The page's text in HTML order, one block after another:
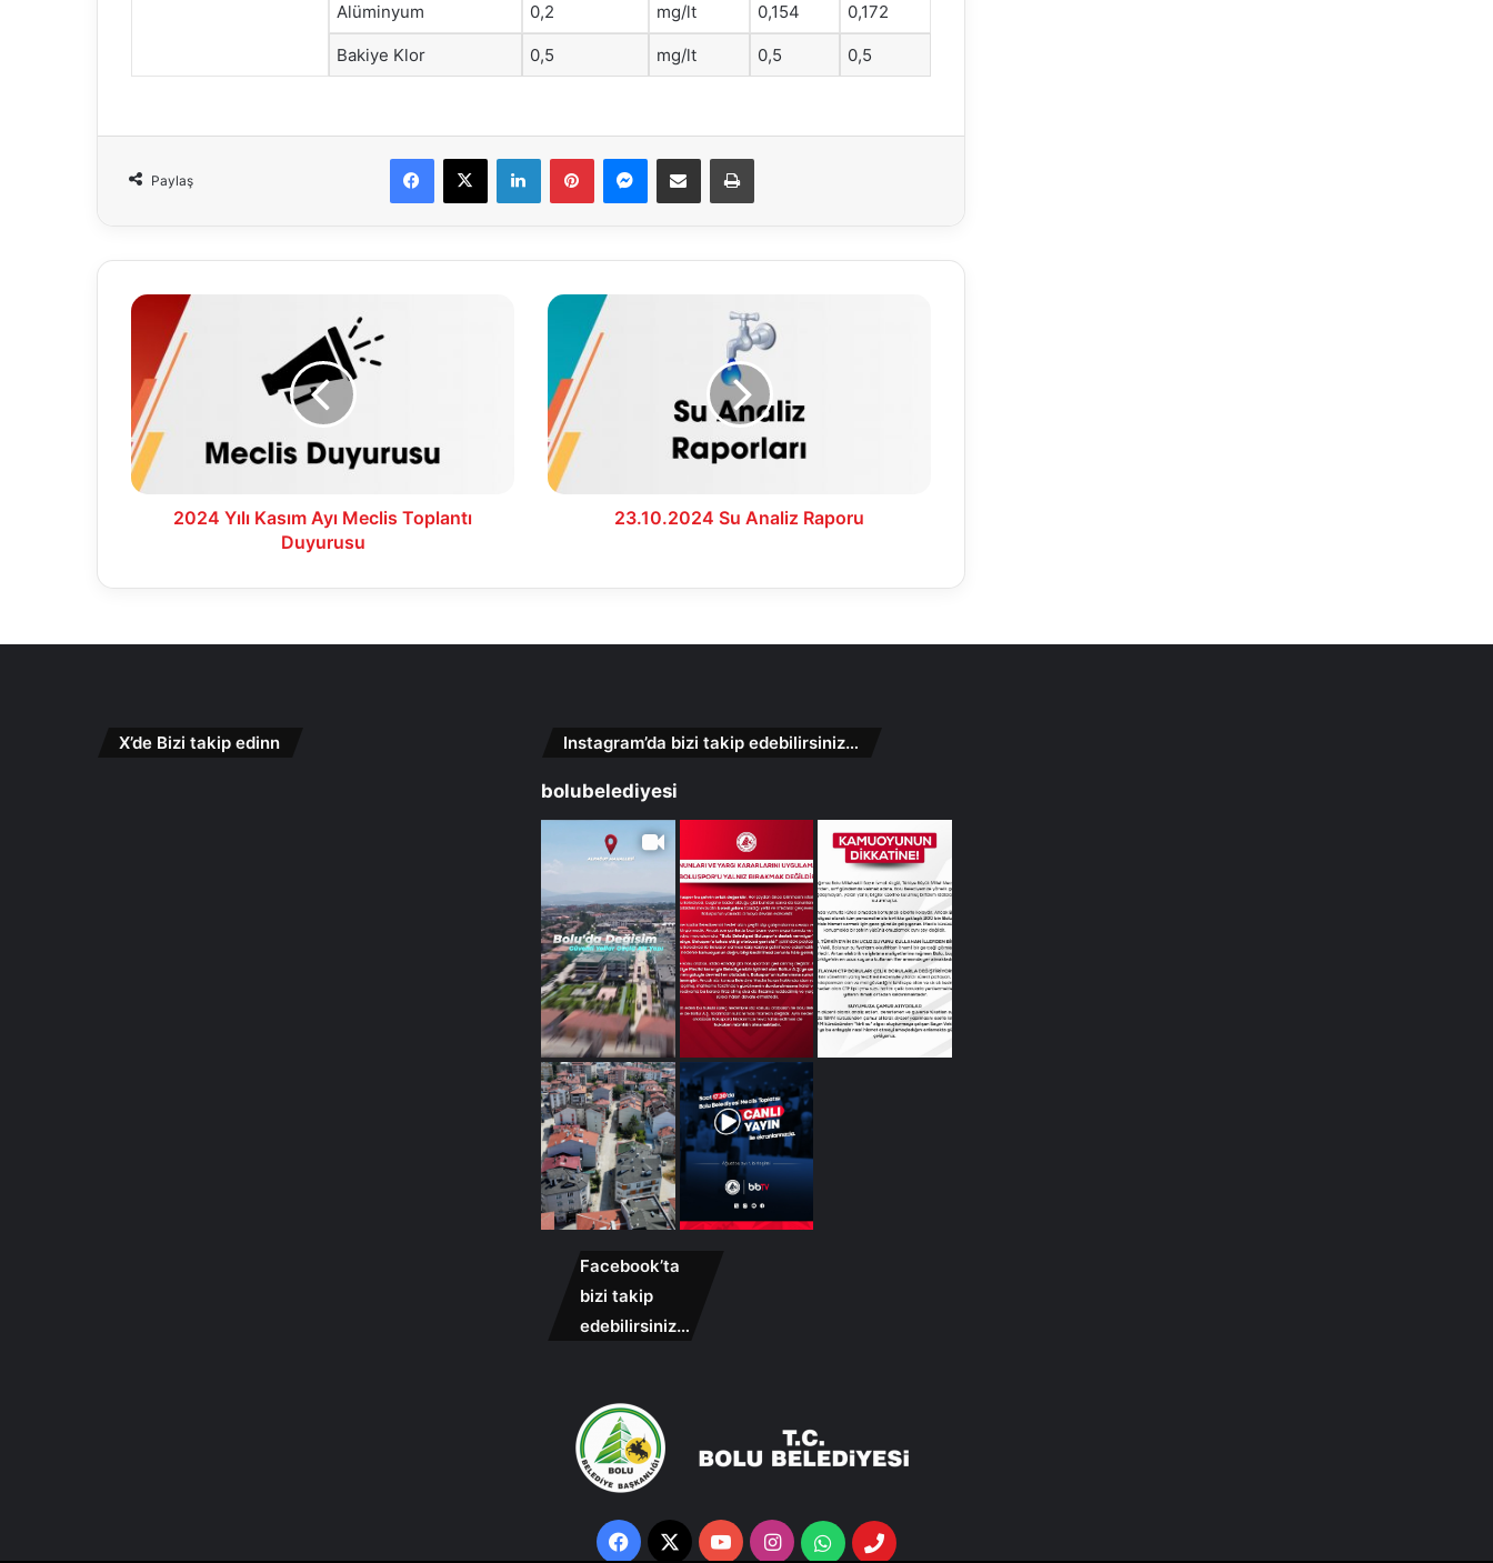
Alüminyum 0,2 mg/lt 0,154 0,172
Bakiye Klor 0,5 mg/lt 0,5 0,5
Paylaş
Facebook
X LinkedInPinterestMessenger
E-Mail ile paylaş Yazdır
2024
Kasım
Meclis
Toplantı
Duyurusu
2024 Yılı Kasım Ayı Meclis Toplantı
Duyurusu
23.10.2024
Analiz
Raporu
23.10.2024 Su Analiz Raporu
X’de Bizi takip edinn Instagram’da bizi takip edebilirsiniz…
bolubelediyesi
Facebook’ta
bizi takip
edebilirsiniz…
Facebook
X YouTubeInstagramWhatsappTelefon